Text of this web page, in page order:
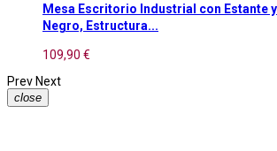
Mesa Escritorio Industrial con Estante
Negro, Estructura...
109,90 €
Prev Next
close